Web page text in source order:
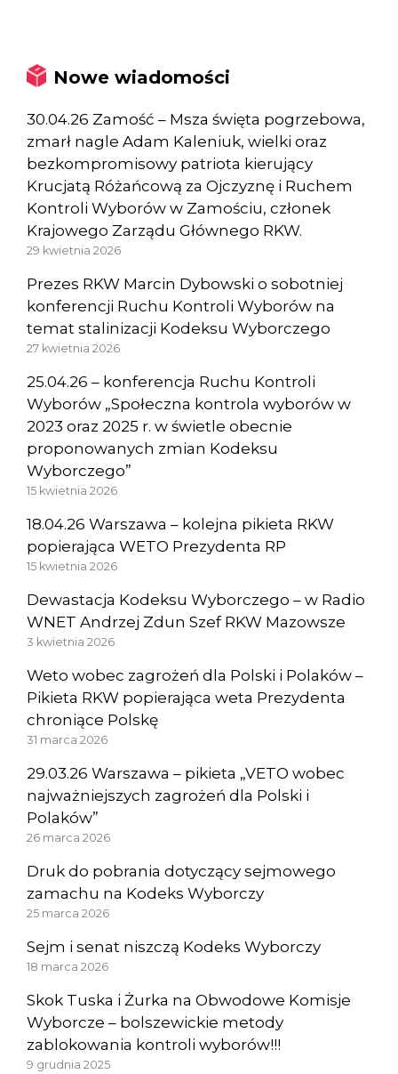
Nowe wiadomości
30.04.26 Zamość – Msza święta pogrzebowa,
zmarł nagle Adam Kaleniuk, wielki oraz
bezkompromisowy patriota kierujący
Krucjatą Różańcową za Ojczyznę i Ruchem
Kontroli Wyborów w Zamościu, członek
Krajowego Zarządu Głównego RKW.
29 kwietnia 2026
Prezes RKW Marcin Dybowski o sobotniej
konferencji Ruchu Kontroli Wyborów na
temat stalinizacji Kodeksu Wyborczego
27 kwietnia 2026
25.04.26 – konferencja Ruchu Kontroli
Wyborów „Społeczna kontrola wyborów w
2023 oraz 2025 r. w świetle obecnie
proponowanych zmian Kodeksu
Wyborczego”
15 kwietnia 2026
18.04.26 Warszawa – kolejna pikieta RKW
popierająca WETO Prezydenta RP
15 kwietnia 2026
Dewastacja Kodeksu Wyborczego – w Radio
WNET Andrzej Zdun Szef RKW Mazowsze
3 kwietnia 2026
Weto wobec zagrożeń dla Polski i Polaków –
Pikieta RKW popierająca weta Prezydenta
chroniące Polskę
31 marca 2026
29.03.26 Warszawa – pikieta „VETO wobec
najważniejszych zagrożeń dla Polski i
Polaków”
26 marca 2026
Druk do pobrania dotyczący sejmowego
zamachu na Kodeks Wyborczy
25 marca 2026
Sejm i senat niszczą Kodeks Wyborczy
18 marca 2026
Skok Tuska i Żurka na Obwodowe Komisje
Wyborcze – bolszewickie metody
zablokowania kontroli wyborów!!!
9 grudnia 2025